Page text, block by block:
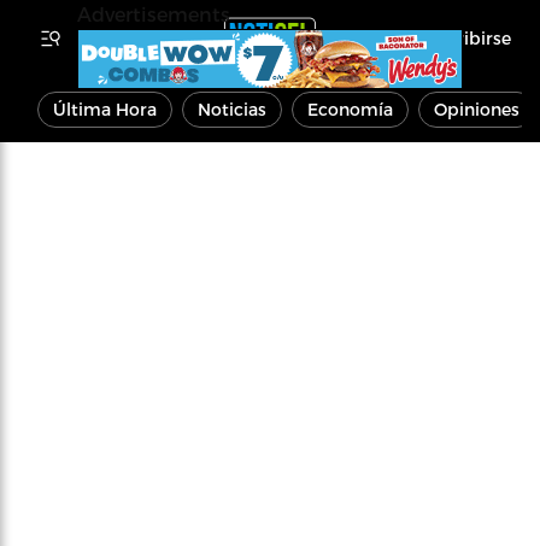
Inscribirse
Última Hora Noticias Economía Opiniones
Advertisements